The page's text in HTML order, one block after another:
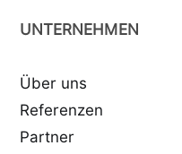
UNTERNEHMEN
Über uns
Referenzen
Partner